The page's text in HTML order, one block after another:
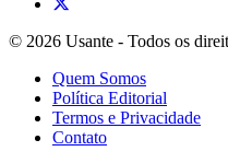
© 2026 Usante - Todos os
Quem Somos
Política Editorial
Termos e Privacidade
Contato